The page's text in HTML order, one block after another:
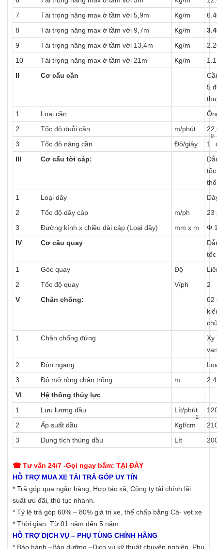
7
Tải trọng nâng max ở tầm với 5,9m Kg/m
8
Tải trọng nâng max ở tầm với 9,7m Kg/m
9
Tải trọng nâng max ở tầm với 13,4m Kg/m
10
Tải trọng nâng max ở tầm với 21m Kg/m
II
Cơ cấu cần
5
1
Loại cần
2
Tốc độ duỗi cần m/phút
3
Tốc độ nâng cần Độ/giây 1
0
III
Cơ cấu tời cáp:
1
Loại dây
2
Tốc độ dây cáp m/ph 23
3
Đường kính x chiều dài cáp (Loại dây) mm x m
Φ
IV
Cơ cấu quay
1
Góc quay Độ
2
Tốc độ quay V/ph
2
V
Chân chống:
02
1
Chân chống đứng
Xy
2
Đòn ngang
3
Độ mở rộng chân trống m
VI
Hệ thống thủy lực
1
Lưu lượng dầu Lít/phút
2
Áp suất dầu Kgf/cm
2
3
Dung tích thùng dầu Lít
☎ Tư vấn 24/7 -Gọi ngay bấm: TẠI ĐÂY
HỖ TRỢ MUA XE TẢI TRẢ GÓP UY TÍN
* Trả góp qua ngân hàng, Hợp tác xã, Công ty tài chính lãi
suất ưu đãi, thủ tục nhanh.
* Tỷ lệ trả góp 60% – 80% giá trị xe, thế chấp bằng Cà- vẹt xe
* Thời gian: Từ 01 năm đến 5 năm.
HỖ TRỢ DỊCH VỤ – PHỤ TÙNG CHÍNH HÃNG
* Bảo hành –Bảo dưỡng –Dịch vụ kỹ thuật chuyên nghiệp, Phụ